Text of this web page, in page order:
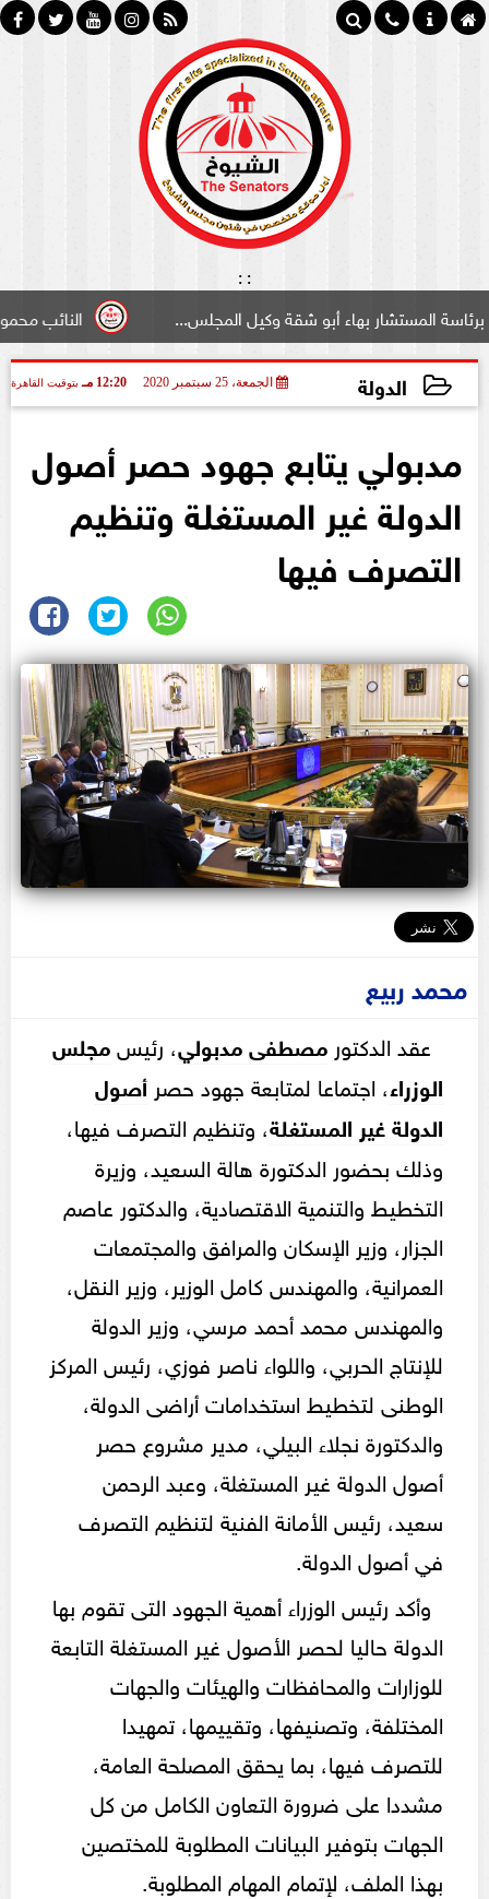
:
:
النائب محمود سامي
بهاء أبو شقة وكيل المجلس...
الدولة الجمعة، 25 سبتمبر 2020 12:20 مـ بتوقيت القاهرة
مدبولي يتابع جهود حصر أصول
الدولة غير المستغلة وتنظيم
التصرف فيها
محمد ربيع
عقد الدكتور مصطفى مدبولي، رئيسمجلس
الوزراء، اجتماعا لمتابعة جهود حصرأصول
الدولة غير المستغلة، وتنظيم التصرف فيها،
وذلك بحضور الدكتورة هالة السعيد، وزيرة
التخطيط والتنمية الاقتصادية، والدكتور عاصم
الجزار، وزير الإسكان والمرافق والمجتمعات
العمرانية، والمهندس كامل الوزير، وزير النقل،
والمهندس محمد أحمد مرسي، وزير الدولة
للإنتاج الحربي، واللواء ناصر فوزي، رئيس المركز
الوطنى لتخطيط استخدامات أراضى الدولة،
والدكتورة نجلاء البيلي، مدير مشروع حصر
أصول الدولة غير المستغلة، وعبد الرحمن
سعيد، رئيس الأمانة الفنية لتنظيم التصرف
في أصول الدولة.
وأكد رئيس الوزراء أهمية الجهود التى تقوم بها
الدولة حاليا لحصر الأصول غير المستغلة التابعة
للوزارات والمحافظات والهيئات والجهات
المختلفة، وتصنيفها، وتقييمها، تمهيدا
للتصرف فيها، بما يحقق المصلحة العامة،
مشددا على ضرورة التعاون الكامل من كل
الجهات بتوفير البيانات المطلوبة للمختصين
بهذا الملف، لإتمام المهام المطلوبة.